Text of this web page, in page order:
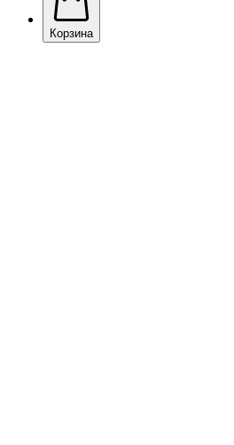
Корзина